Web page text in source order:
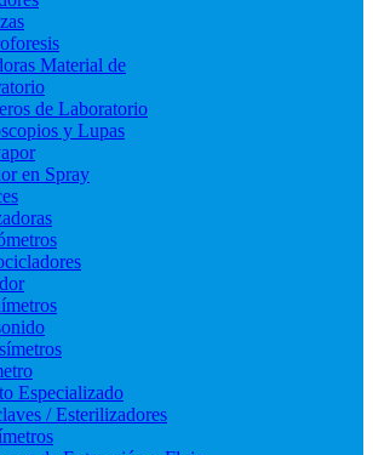
Material de
de Laboratorio
y Lupas
en Spray
Especializado
/ Esterilizadores